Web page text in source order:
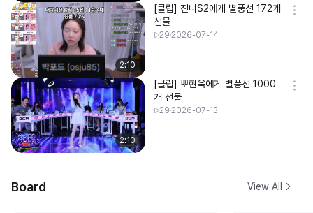
2:10
[클립] 진니S2에게 별풍선 172개
선물
29 2026-07-14
2:10
[클립] 뽀현욱에게 별풍선 1000
개 선물
29 2026-07-13
Board View All